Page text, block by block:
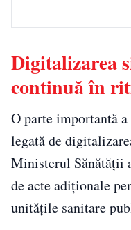
Digitalizarea
continuă în
O parte importantă
legată de
Ministerul Sănătății
de acte adiționale
unitățile sanitare